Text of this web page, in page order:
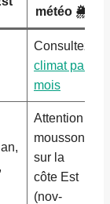
météo 🌦️
Consultez
climat par
mois
Attention
mousson
sur la
côte Est
(nov-